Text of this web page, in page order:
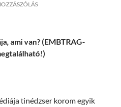
ami van? (EMBTRAG-
tinédzser korom egyik